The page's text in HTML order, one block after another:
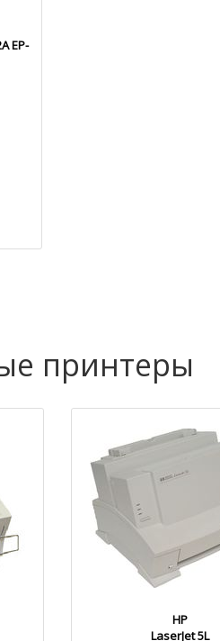
EP-
принтеры
HP
LaserJet 5L